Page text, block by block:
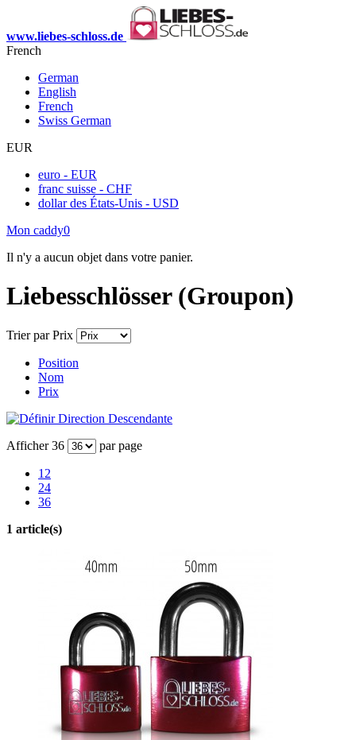
www.liebes-schloss.de
French
German
English
French
Swiss German
EUR
euro - EUR
franc suisse - CHF
dollar des États-Unis - USD
Mon caddy0
Il n'y a aucun objet dans votre panier.
Liebesschlösser (Groupon)
Trier par Prix
Position
Nom
Prix
Afficher 36 par page
12
24
36
1 article(s)